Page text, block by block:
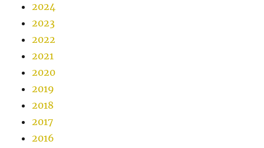
2024
2023
2022
2021
2020
2019
2018
2017
2016